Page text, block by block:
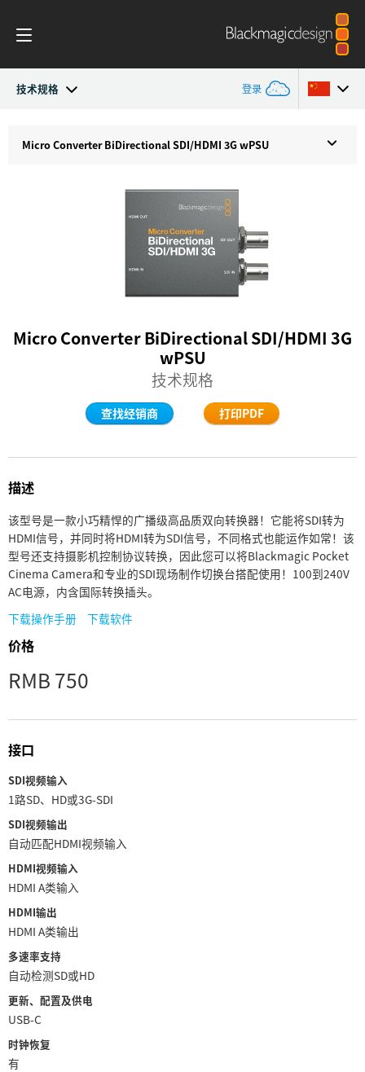
技术规格 登录
Denmark
France
India
Italy
Japan
Korea
Norway
Poland
Portugal
South Africa
Spain
Micro ConverterBiDirectional SDI/HDMI 3G wPSU
Micro Converter BiDirectional SDI/HDMI 3G
wPSU
技术规格
查找经销商 打印PDF
描述
该型号是一款小巧精悍的广播级高品质双向转换器！它能将SDI转为
HDMI信号，并同时将HDMI转为SDI信号，不同格式也能运作如常！该
型号还支持摄影机控制协议转换，因此您可以将Blackmagic Pocket
Cinema Camera和专业的SDI现场制作切换台搭配使用！100到240V
AC电源，内含国际转换插头。
下载操作手册
下载软件
价格
RMB 750
接口
SDI视频输入
1路SD、HD或3G-SDI
SDI视频输出
自动匹配HDMI视频输入
HDMI视频输入
HDMI A类输入
HDMI输出
HDMI A类输出
多速率支持
自动检测SD或HD
更新、配置及供电
USB-C
时钟恢复
有